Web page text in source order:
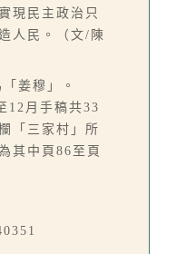
現民主政治只
人民。（文/陳
姜穆」。
12月手稿共33
「三家村」所
其中頁86至頁